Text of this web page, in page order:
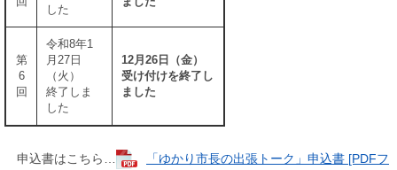
した
​第
6
回
令和8年1
月27日
（火）
​​​終了しま
した
12月26日（金）
​受け付けを終了し
ました
申込書はこちら…
「ゆかり市長の出張トーク」申込書 [PDFフ